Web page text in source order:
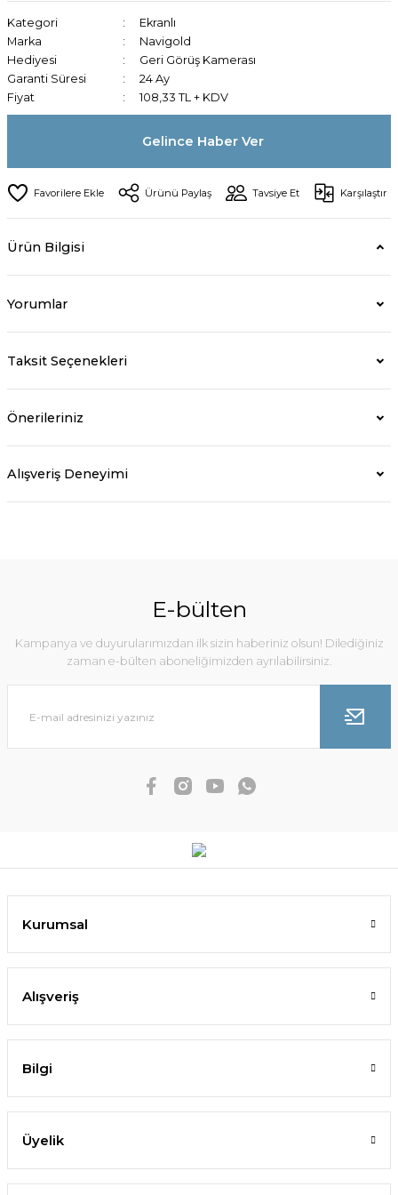
Kategori
Ekranlı
Marka
Navigold
Hediyesi
Geri Görüş Kamerası
Garanti Süresi
24 Ay
Fiyat
108,33 TL + KDV
Gelince Haber Ver
Ürünü Paylaş Tavsiye Et Karşılaştır
Ürün Bilgisi
Yorumlar
Taksit Seçenekleri
Önerileriniz
Alışveriş Deneyimi
E-bülten
Kampanya ve duyurularımızdan ilk sizin haberiniz olsun! Dilediğiniz
zaman e-bülten aboneliğimizden ayrılabilirsiniz.
Kurumsal
Alışveriş
Bilgi
Üyelik